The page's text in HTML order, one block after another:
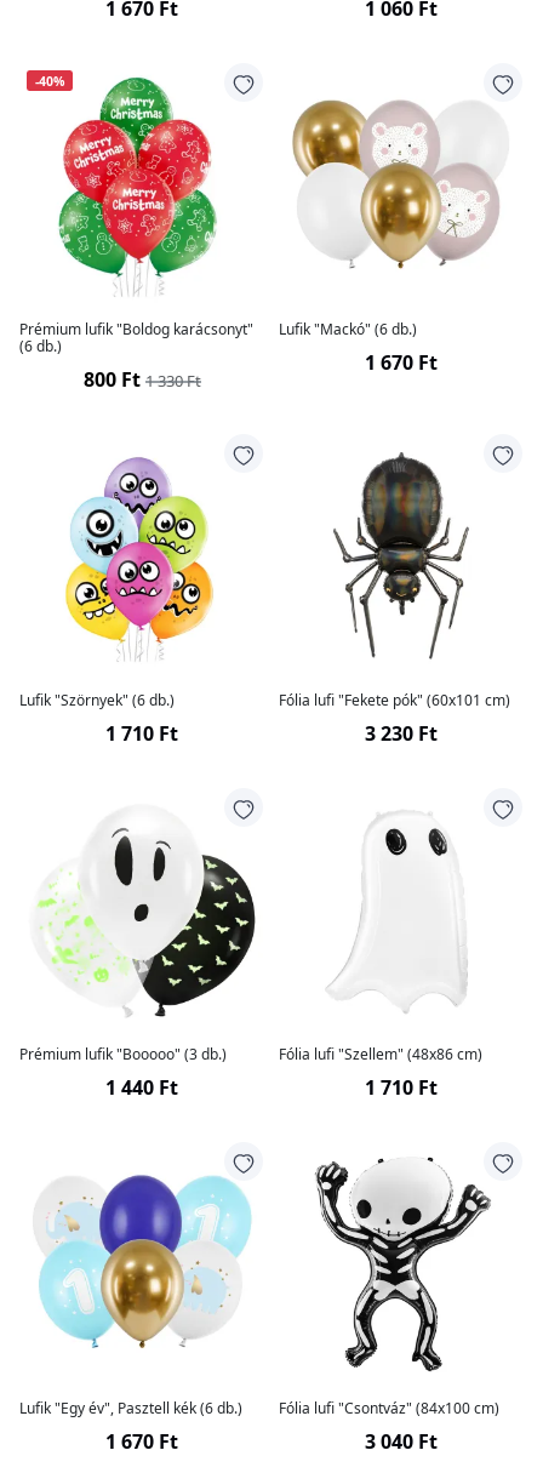
1 670 Ft 1 060 Ft
-40%
Prémium lufik "Boldog karácsonyt"
(6 db.)
800 Ft 1 330 Ft
Lufik "Mackó" (6 db.)
1 670 Ft
Lufik "Szörnyek" (6 db.)
1 710 Ft
Fólia lufi "Fekete pók" (60x101 cm)
3 230 Ft
Prémium lufik "Booooo" (3 db.)
1 440 Ft
Fólia lufi "Szellem" (48x86 cm)
1 710 Ft
Lufik "Egy év", Pasztell kék (6 db.)
1 670 Ft
Fólia lufi "Csontváz" (84x100 cm)
3 040 Ft